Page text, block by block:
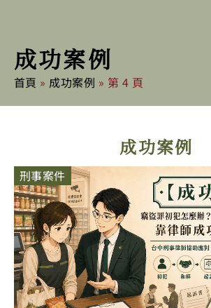
成功案例
首頁 » 成功案例 » 第 4 頁
成功案例
刑事案件
PagePagePagePage